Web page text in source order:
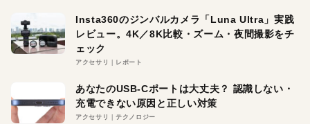
Insta360のジンバルカメラ「Luna Ultra」実践
レビュー。4K／8K比較・ズーム・夜間撮影をチ
ェック
アクセサリ レポート
あなたのUSB-Cポートは大丈夫？ 認識しない・
充電できない原因と正しい対策
アクセサリ テクノロジー